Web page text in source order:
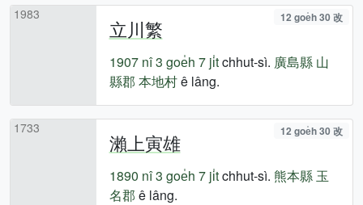
1983
立川繁 12 goe̍h 30 改
1907 nî3 goe̍h 7 ji̍tchhut-sì. 廣島縣 山
縣郡 本地村ê lâng.
1733
瀨上寅雄 12 goe̍h 30 改
1890 nî3 goe̍h 7 ji̍tchhut-sì. 熊本縣 玉
名郡 ê lâng.